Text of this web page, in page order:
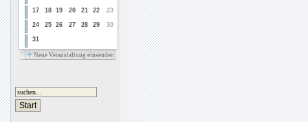
17 18 19 20 21 22 23
24 25 26 27 28 29 30
31
Neue Veranstaltung einsenden